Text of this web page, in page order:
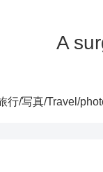
A
行/写真/Travel/